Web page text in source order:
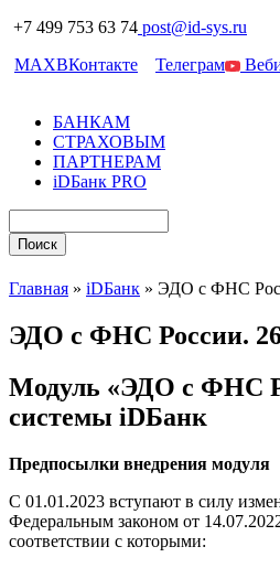
+7 499 753 63 74 post@id-sys.ru
MAXВКонтакте Телеграм
БАНКАМ
СТРАХОВЫМ
ПАРТНЕРАМ
iDБанк PRO
Главная » iDБанк » ЭДО с ФНС
ЭДО с ФНС России.
Модуль «ЭДО с ФНС
системы iDБанк
Предпосылки внедрения модуля
С 01.01.2023 вступают в силу
Федеральным законом от
соответствии с которыми: